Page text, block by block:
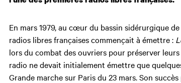
En mars 1979, au cœur du bassin sidérurgique
radios libres françaises commençait à émettre :
lors du combat des ouvriers pour préserver
radio ne devait initialement émettre que
Grande marche sur Paris du 23 mars. Son